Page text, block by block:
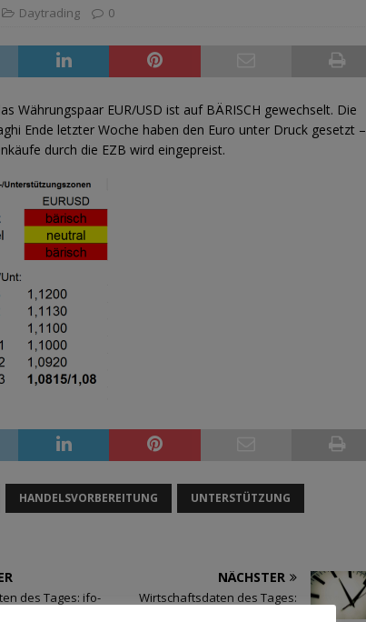
Daytrading 0
Währungspaar EUR/USD ist auf BÄRISCH gewechselt. Die
Ende letzter Woche haben den Euro unter Druck gesetzt –
durch die EZB wird eingepreist.
HANDELSVORBEREITUNG UNTERSTÜTZUNG
des Tages: ifo-
NÄCHSTER
Wirtschaftsdaten des Tages: